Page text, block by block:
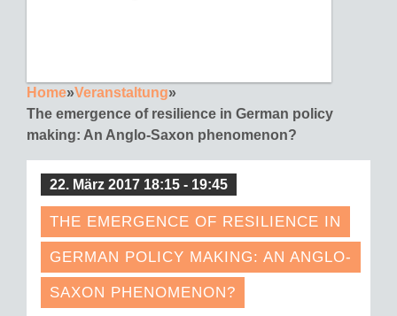
Home»Veranstaltung»
The emergence of resilience in German policy
making: An Anglo-Saxon phenomenon?
22. März 2017 18:15 - 19:45
THE EMERGENCE OF RESILIENCE IN
GERMAN POLICY MAKING: AN ANGLO-
SAXON PHENOMENON?